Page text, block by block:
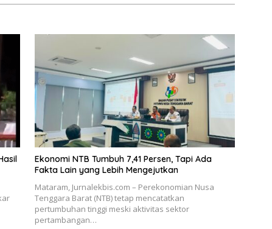
Ekonomi NTB Tumbuh 7,41 Persen, Tapi Ada
Fakta Lain yang Lebih Mengejutkan
Mataram, Jurnalekbis.com – Perekonomian Nusa
Tenggara Barat (NTB) tetap mencatatkan
pertumbuhan tinggi meski aktivitas sektor
pertambangan…